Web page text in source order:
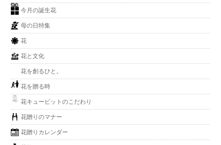
今月の誕生花
母の日特集
花
花と文化
花を創るひと。
花を贈る時
花キューピットのこだわり
花贈りのマナー
花贈りカレンダー